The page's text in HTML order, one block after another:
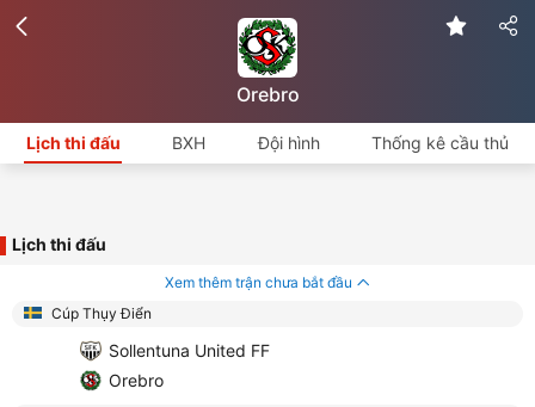
Orebro
Lịch thi đấu BXH Đội hình Thống kê cầu thủ
Lịch thi đấu
Xem thêm trận chưa bắt đầu
Cúp Thụy Điển
Sollentuna United FF
Orebro